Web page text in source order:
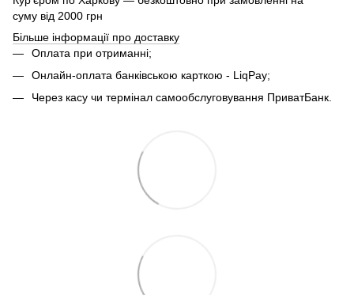
суму від 2000 грн
Більше інформації про доставку
Оплата при отриманні;
Онлайн-оплата банківською карткою - LiqPay;
Через касу чи термінал самообслуговування ПриватБанк.